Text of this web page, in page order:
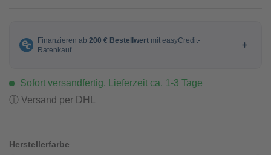
Sofort versandfertig, Lieferzeit ca. 1-3 Tage
ⓘ Versand per DHL
Herstellerfarbe